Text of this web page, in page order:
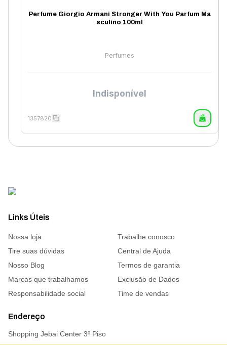
Perfume Giorgio Armani Stronger With You Parfum Ma
sculino 100ml
Perfumes
Indisponível
1357820
Links Úteis
Nossa loja
Trabalhe conosco
Tire suas dúvidas
Central de Ajuda
Nosso Blog
Termos de garantia
Marcas que trabalhamos
Exclusão de Dados
Responsabilidade social
Time de vendas
Endereço
Shopping Jebai Center 3º Piso